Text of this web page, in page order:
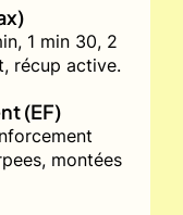
1 min 30, 2
récup active.
(EF)
montées